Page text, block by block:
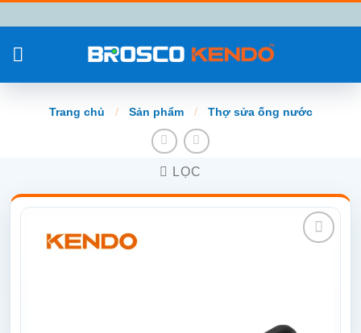
đến
nội
Trang chủ / Sản phẩm / Thợ sửa ống nước
LỌC